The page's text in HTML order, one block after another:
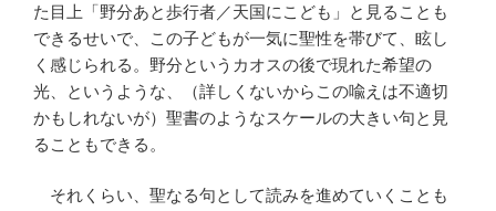
た目上「野分あと歩行者／天国にこども」と見ることも
できるせいで、この子どもが一気に聖性を帯びて、眩し
く感じられる。野分というカオスの後で現れた希望の
光、というような、（詳しくないからこの喩えは不適切
かもしれないが）聖書のようなスケールの大きい句と見
ることもできる。
それくらい、聖なる句として読みを進めていくことも